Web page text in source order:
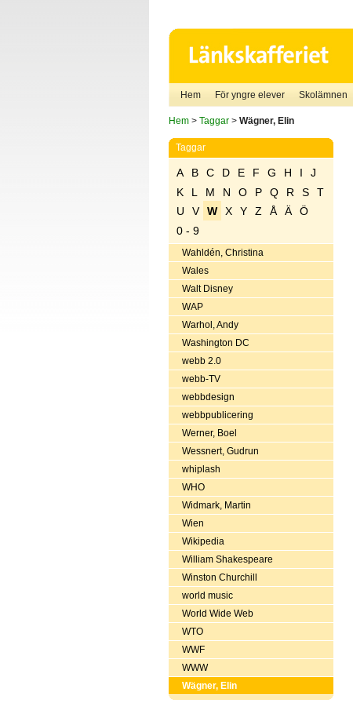
Hem För yngre elever Skolämnen
Hem> Taggar> Wägner, Elin
Taggar
A B C D E F G H I
J
K
L M N O P Q R S
T
U
V W X Y Z Å Ä
Ö
0 - 9
Wahldén, Christina
Wales
Walt Disney
WAP
Warhol, Andy
Washington DC
webb 2.0
webb-TV
webbdesign
webbpublicering
Werner, Boel
Wessnert, Gudrun
whiplash
WHO
Widmark, Martin
Wien
Wikipedia
William Shakespeare
Winston Churchill
world music
World Wide Web
WTO
WWF
WWW
Wägner, Elin